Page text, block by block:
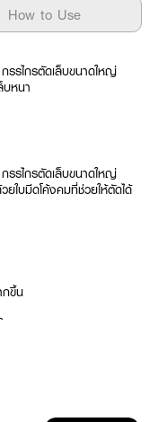
How to Use
กรรไกรตัดเล็บขนาดใหญ่
บหนา
กรรไกรตัดเล็บขนาดใหญ่
ใบมีดโค้งคมที่ช่วยให้ตัดได้
กขึ้น